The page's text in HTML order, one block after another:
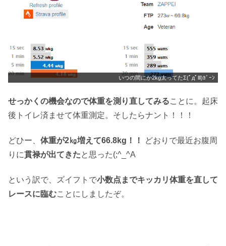
いつの間にか2kg太ってたΣ(ﾟдﾟlll)ｶﾞｰﾝ
せっかくの機会なので体重を測り直してみることに。起床
後トイレ済ませて体重測定。そしたらナント！！！
どひー、 体重が2㎏増えて66.8kg！！
どおりで最近お腹周
りに貫禄が出てきたと思った(;^_^A
という訳で、ズイフトで小数点までキッカリ体重を直して
レースに臨むことにしましたぞ。